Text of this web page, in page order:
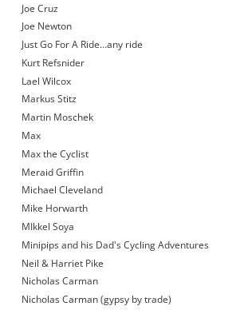
Joe Cruz
Joe Newton
Just Go For A Ride…any ride
Kurt Refsnider
Lael Wilcox
Markus Stitz
Martin Moschek
Max
Max the Cyclist
Meraid Griffin
Michael Cleveland
Mike Horwarth
MIkkel Soya
Minipips and his Dad's Cycling Adventures
Neil & Harriet Pike
Nicholas Carman
Nicholas Carman (gypsy by trade)